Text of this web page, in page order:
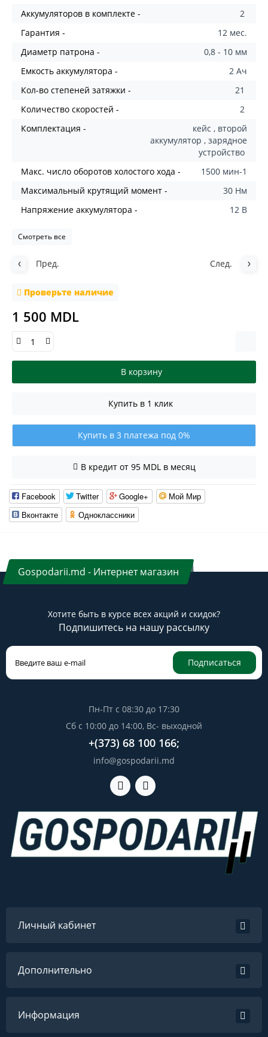
Aккумуляторов в комплекте -
2
Гарантия -
12 мес.
Диаметр патрона -
0,8 - 10 мм
Емкость аккумулятора -
2 Ач
Кол-во степеней затяжки -
21
Количество скоростей -
2
Комплектация -
кейс , второй
аккумулятор , зарядное
устройство
Макс. число оборотов холостого хода -
1500 мин-1
Максимальный крутящий момент -
30 Нм
Напряжение аккумулятора -
12 В
Смотреть все
Пред. След.
Проверьте наличие
1 500 MDL
В корзину
Купить в 1 клик
Купить в 3 платежа под 0%
В кредит от 95 MDL в месяц
Facebook Twitter Google+
Мой Мир
Вконтакте
Одноклассники
Gospodarii.md - Интернет магазин
Хотите быть в курсе всех акций и скидок?
Подпишитесь на нашу рассылку
Подписаться
Пн-Пт с 08:30 до 17:30
Сб с 10:00 до 14:00, Вс- выходной
+(373) 68 100 166;
info@gospodarii.md
Личный кабинет
Дополнительно
Информация